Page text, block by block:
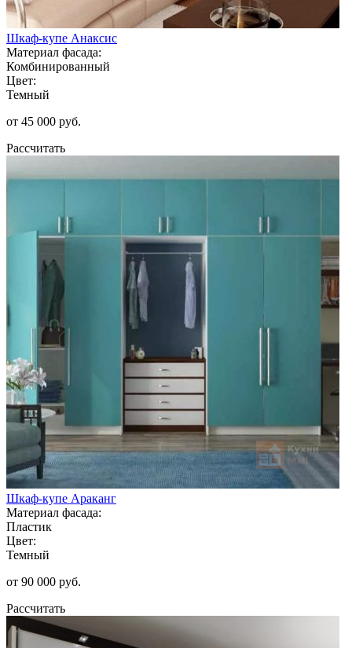
Шкаф-купе Анаксис
Материал фасада:
Комбинированный
Цвет:
Темный
от 45 000 руб.
Рассчитать
Шкаф-купе Араканг
Материал фасада:
Пластик
Цвет:
Темный
от 90 000 руб.
Рассчитать